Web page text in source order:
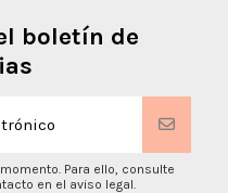
boletín de
Para ello, consulte
en el aviso legal.